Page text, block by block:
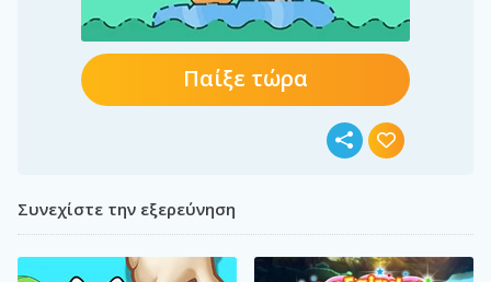
Παίξε τώρα
Συνεχίστε την εξερεύνηση